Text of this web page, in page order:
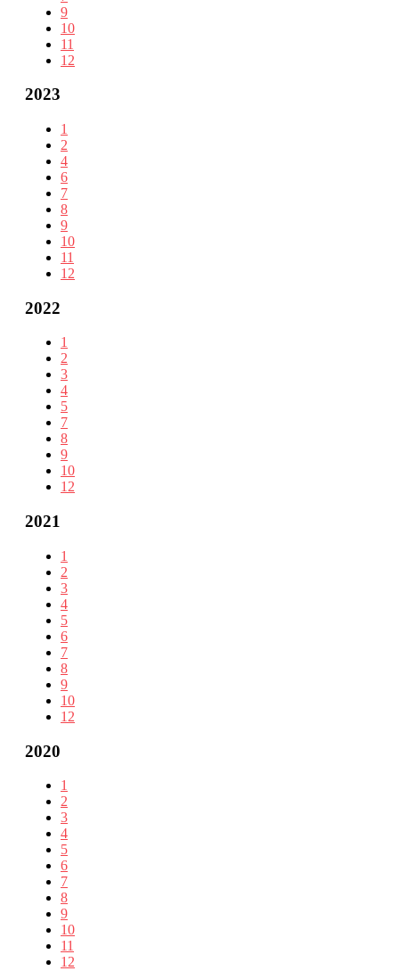
9
10
11
12
2023
1
2
4
6
7
8
9
10
11
12
2022
1
2
3
4
5
7
8
9
10
12
2021
1
2
3
4
5
6
7
8
9
10
12
2020
1
2
3
4
5
6
7
8
9
10
11
12